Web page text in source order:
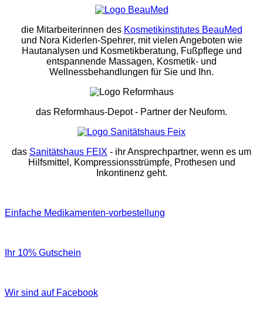
die Mitarbeiterinnen des Kosmetikinstitutes BeauMed
und Nora Kiderlen-Spehrer, mit vielen Angeboten wie
Hautanalysen und Kosmetikberatung, Fußpflege und
entspannende Massagen, Kosmetik- und
Wellnessbehandlungen für Sie und Ihn.
das Reformhaus-Depot- Partner der Neuform.
das Sanitätshaus FEIX - ihr Ansprechpartner, wenn es um
Hilfsmittel, Kompressionsstrümpfe, Prothesen und
Inkontinenz geht.
Einfache Medikamenten-vorbestellung
Ihr 10% Gutschein
Wir sind auf Facebook